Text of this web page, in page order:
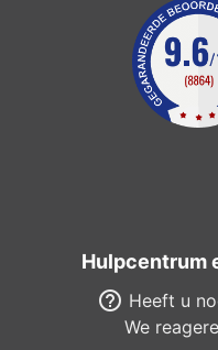
Hulpcentrum
help_outline Heeft u
We